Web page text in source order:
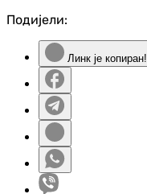
Подијели:
Линк је копиран!